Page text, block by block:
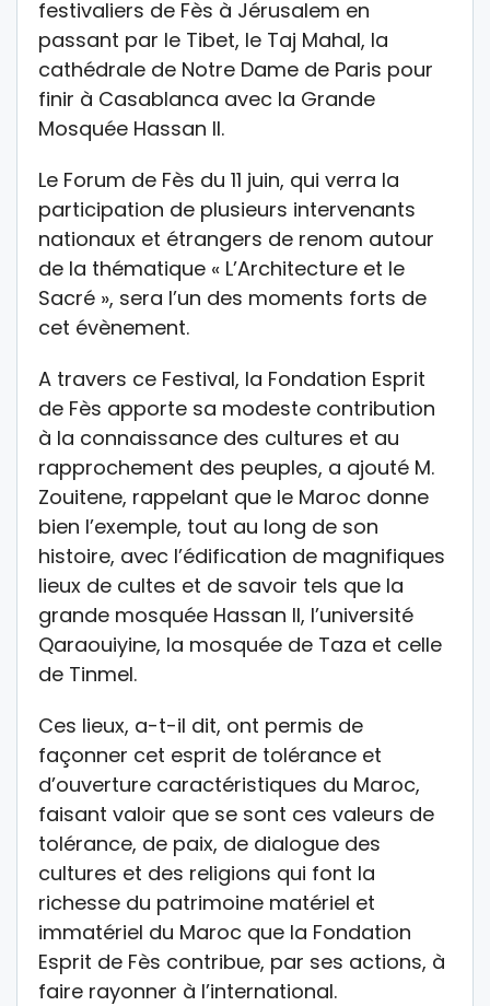
festivaliers de Fès à Jérusalem en
passant par le Tibet, le Taj Mahal, la
cathédrale de Notre Dame de Paris pour
finir à Casablanca avec la Grande
Mosquée Hassan II.
Le Forum de Fès du 11 juin, qui verra la
participation de plusieurs intervenants
nationaux et étrangers de renom autour
de la thématique « L’Architecture et le
Sacré », sera l’un des moments forts de
cet évènement.
A travers ce Festival, la Fondation Esprit
de Fès apporte sa modeste contribution
à la connaissance des cultures et au
rapprochement des peuples, a ajouté M.
Zouitene, rappelant que le Maroc donne
bien l’exemple, tout au long de son
histoire, avec l’édification de magnifiques
lieux de cultes et de savoir tels que la
grande mosquée Hassan II, l’université
Qaraouiyine, la mosquée de Taza et celle
de Tinmel.
Ces lieux, a-t-il dit, ont permis de
façonner cet esprit de tolérance et
d’ouverture caractéristiques du Maroc,
faisant valoir que se sont ces valeurs de
tolérance, de paix, de dialogue des
cultures et des religions qui font la
richesse du patrimoine matériel et
immatériel du Maroc que la Fondation
Esprit de Fès contribue, par ses actions, à
faire rayonner à l’international.